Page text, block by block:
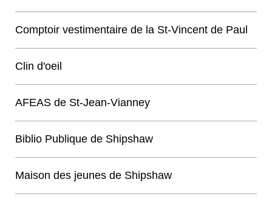
Comptoir vestimentaire de la St-Vincent de Paul
Clin d'oeil
AFEAS de St-Jean-Vianney
Biblio Publique de Shipshaw
Maison des jeunes de Shipshaw